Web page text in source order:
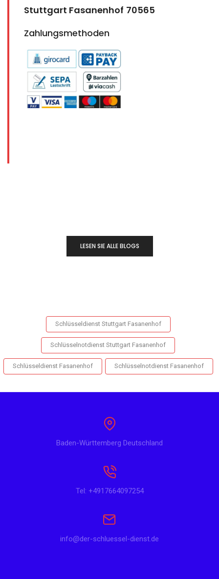
Stuttgart Fasanenhof 70565
Zahlungsmethoden
LESEN SIE ALLE BLOGS
Schlüsseldienst Stuttgart Fasanenhof
Schlüsselnotdienst Stuttgart Fasanenhof
Schlüsseldienst Fasanenhof Schlüsselnotdienst Fasanenhof
Baden-Württemberg Deutschland
Tel: +4917664097254
info@der-schluessel-dienst.de